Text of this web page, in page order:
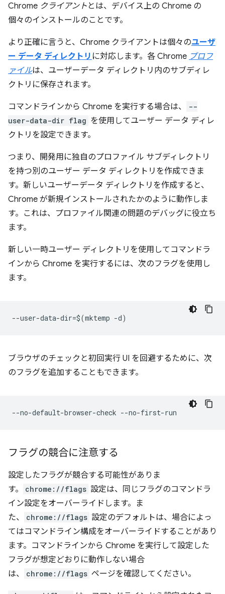
Chrome クライアント とは、デバイス上の Chrome の
個々のインストールのことです。
より正確に言うと、Chrome クライアントは個々のユーザ
ー データ ディレクトリ に対応します。各 Chrome プロフ
ァイルは、ユーザーデータ ディレクトリ内のサブディレ
クトリに保存されます。
コマンドラインから Chrome を実行する場合は、
--
user-data-dir flag を使用してユーザー データ ディレ
クトリを設定できます。
つまり、開発用に独自のプロファイル サブディレクトリ
を持つ別のユーザー データ ディレクトリを作成できま
す。新しいユーザーデータ ディレクトリを作成すると、
Chrome が新規インストールされたかのように動作しま
す。これは、プロファイル関連の問題のデバッグに役立ち
ます。
新しい一時ユーザー ディレクトリを使用してコマンドラ
インから Chrome を実行するには、次のフラグを使用し
ます。
ブラウザのチェックと初回実行 UI を回避するために、次
のフラグを追加することもできます。
フラグの競合に注意する
設定したフラグが競合する可能性がありま
す。
chrome://flags 設定は、同じフラグのコマンドラ
イン設定をオーバーライドします。ま
た、
chrome://flags 設定のデフォルトは、場合によっ
てはコマンドライン構成をオーバーライドすることがあり
ます。コマンドラインから Chrome を実行して設定した
フラグが想定どおりに動作しない場合
は、
chrome://flags ページを確認してください。